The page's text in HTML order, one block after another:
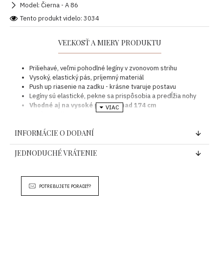
VEĽKOSŤ A MIERY PRODUKTU
Priliehavé, veľmi pohodlné legíny v zvonovom strihu
Vysoký, elastický pás, príjemný materiál
Push up riasenie na zadku - krásne tvaruje postavu
Legíny sú elastické, pekne sa prispôsobia a predĺžia nohy
Vhodné aj na vysoké postavy nad 174 cm
Legíny sedia po L veľkosť
Rozmery :
VEĽKOSŤ: ONE SIZE
dĺžka -116 cm , pás - 2 x 30 až 42 cm
Krajina pôvodu : EU
INFORMÁCIE O DODANÍ
JEDNODUCHÉ VRÁTENIE
POTREBUJETE PORADIŤ?
Model: Čierna - A 86
Tento produkt videlo: 3034